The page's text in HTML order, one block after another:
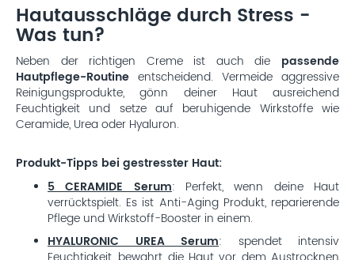
Hautausschläge durch Stress -
Was tun?
Neben der richtigen Creme ist auch die passende
Hautpflege-Routine entscheidend. Vermeide aggressive
Reinigungsprodukte, gönn deiner Haut ausreichend
Feuchtigkeit und setze auf beruhigende Wirkstoffe wie
Ceramide, Urea oder Hyaluron.
Produkt-Tipps bei gestresster Haut:
5 CERAMIDE Serum: Perfekt, wenn deine Haut
verrücktspielt. Es ist Anti-Aging Produkt, reparierende
Pflege und Wirkstoff-Booster in einem.
HYALURONIC UREA Serum: spendet intensiv